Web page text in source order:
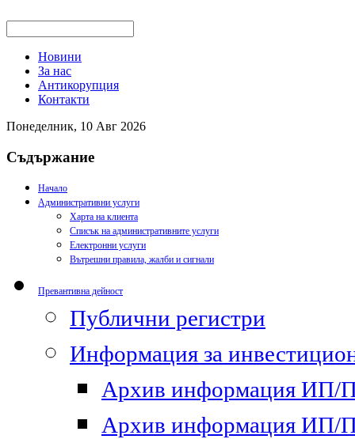
Новини
За нас
Антикорупция
Контакти
Понеделник, 10 Авг 2026
Съдържание
Начало
Административни услуги
Харта на клиента
Списък на административните услуги
Електронни услуги
Вътрешни правила, жалби и сигнали
Превантивна дейност
Публични регистри
Информация за
Архив информация ИП/
Архив информация ИП/